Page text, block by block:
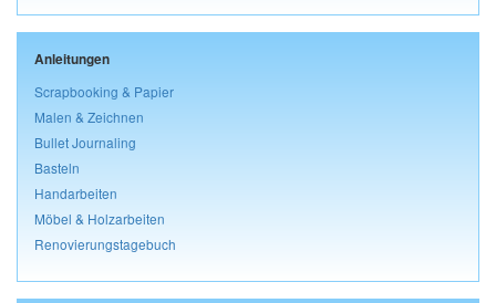
Anleitungen
Scrapbooking & Papier
Malen & Zeichnen
Bullet Journaling
Basteln
Handarbeiten
Möbel & Holzarbeiten
Renovierungstagebuch